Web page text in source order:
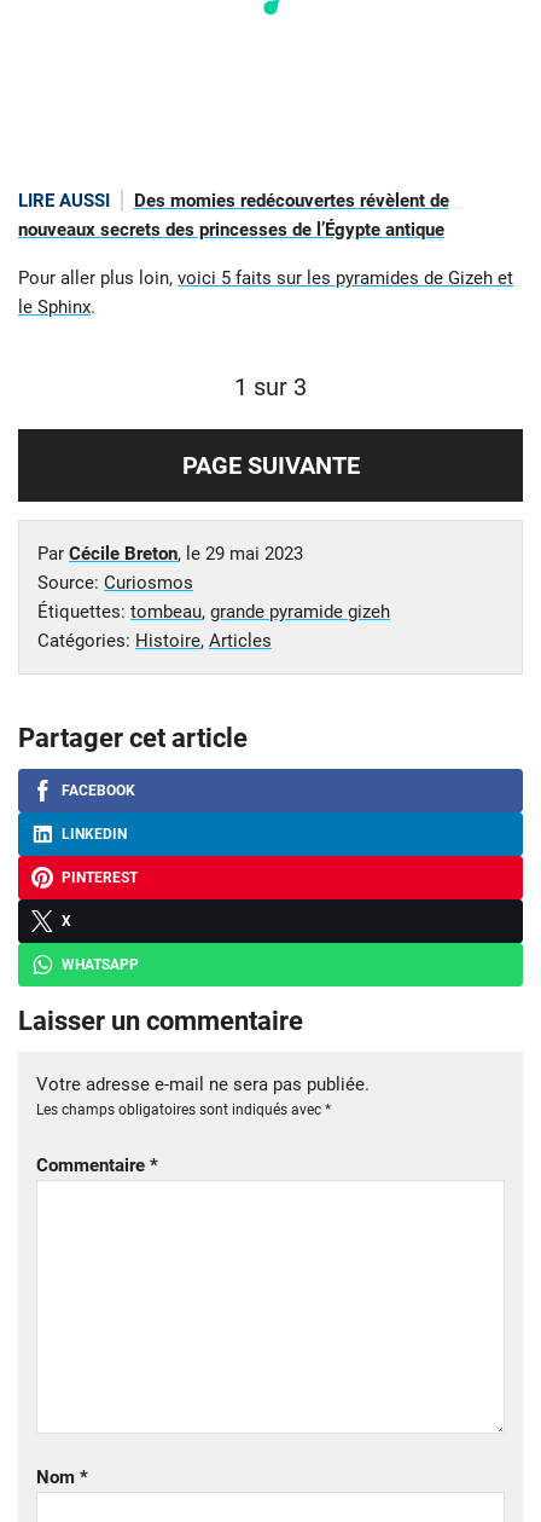
LIRE AUSSI
Des momies redécouvertes révèlent de
nouveaux secrets des princesses de l’Égypte antique
Pour aller plus loin, voici 5 faits sur les pyramides de Gizeh et
le Sphinx.
1 sur 3
PAGE SUIVANTE
Par Cécile Breton, le 29 mai 2023
Source: Curiosmos
Étiquettes: tombeau, grande pyramide gizeh
Catégories: Histoire, Articles
Partager cet article
FACEBOOK
LINKEDIN
PINTEREST
X
WHATSAPP
Laisser un commentaire
Votre adresse e-mail ne sera pas publiée.
Les champs obligatoires sont indiqués avec *
Commentaire *
Nom *